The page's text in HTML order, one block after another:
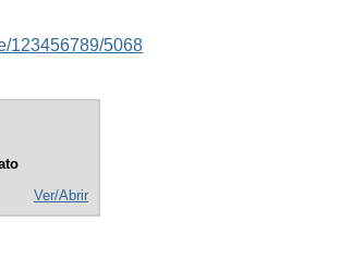
123456789/5068
Ver/Abrir